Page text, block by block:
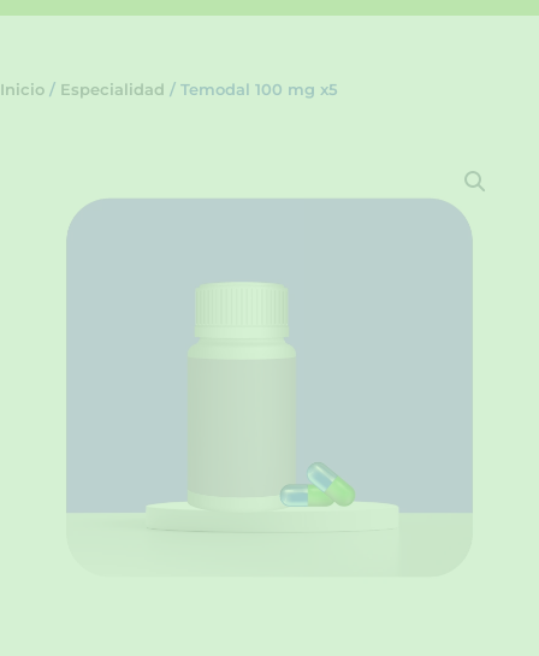
Inicio / Especialidad / Temodal 100 mg x5